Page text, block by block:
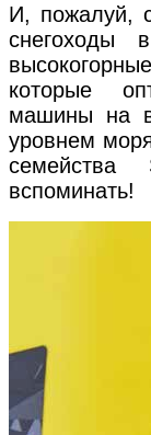
И, пожалуй,
снегоходы
которые
машины на
уровнем
вспоминать!